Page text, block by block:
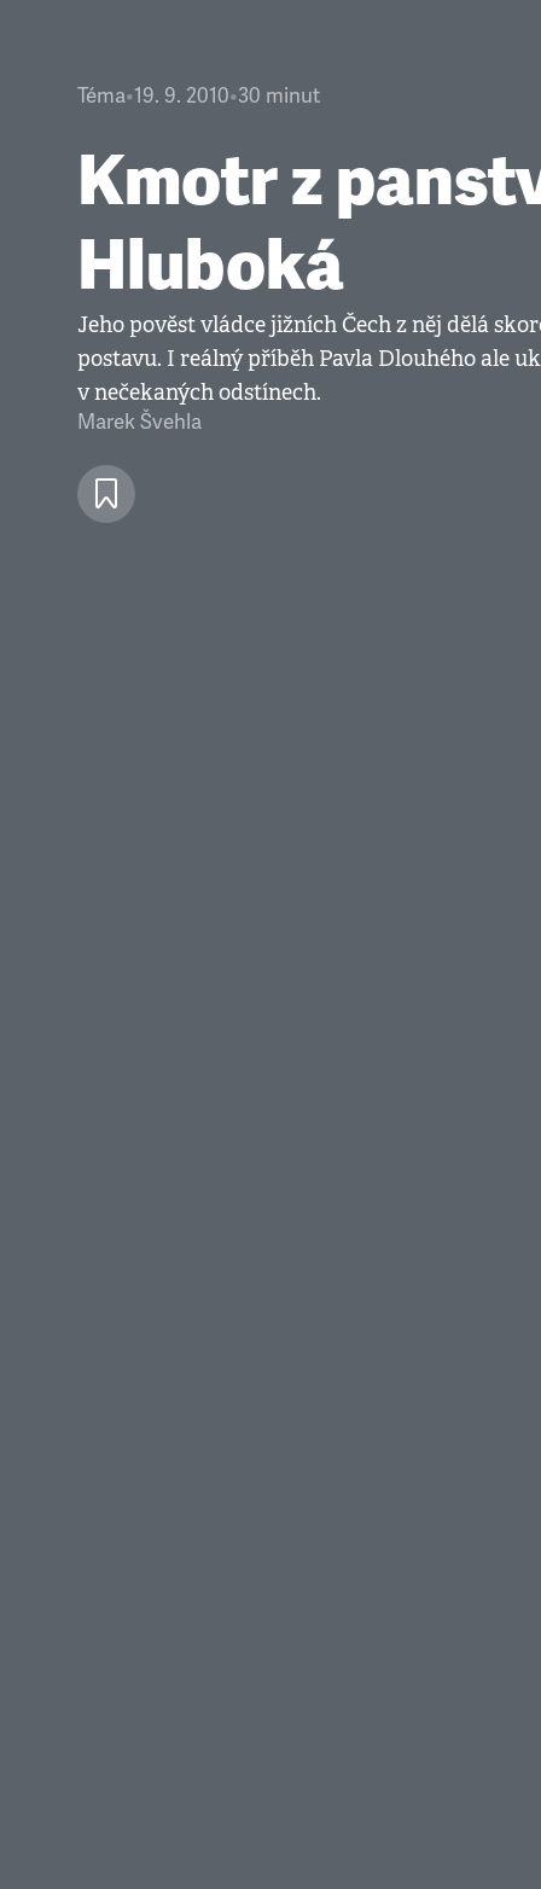
Téma•19. 9. 2010•30 minut
Kmotr z
Hluboká
Jeho pověst vládce jižních Čech z něj dělá
postavu. I reálný příběh Pavla Dlouhého ale
v nečekaných odstínech.
Marek Švehla